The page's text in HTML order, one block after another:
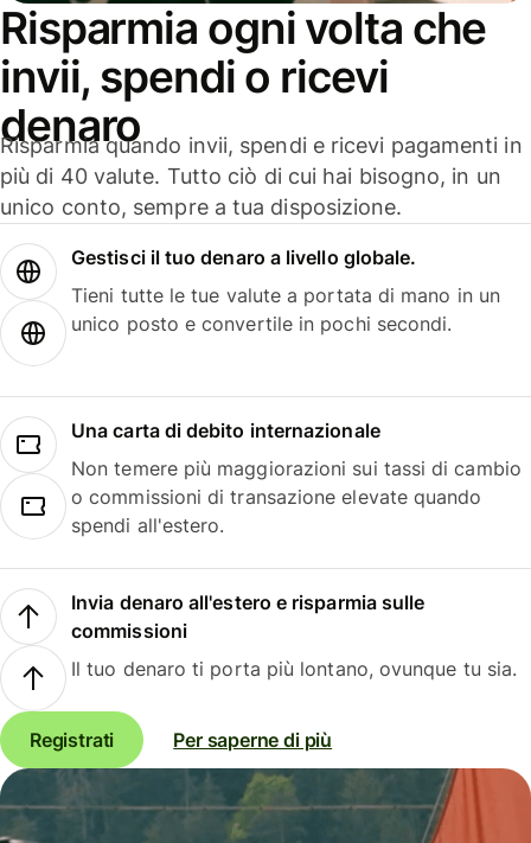
Risparmia ogni volta che
invii, spendi o ricevi
denaro
Risparmia quando invii, spendi e ricevi pagamenti in
più di 40 valute. Tutto ciò di cui hai bisogno, in un
unico conto, sempre a tua disposizione.
Gestisci il tuo denaro a livello globale.
Tieni tutte le tue valute a portata di mano in un
unico posto e convertile in pochi secondi.
Una carta di debito internazionale
Non temere più maggiorazioni sui tassi di cambio
o commissioni di transazione elevate quando
spendi all'estero.
Invia denaro all'estero e risparmia sulle
commissioni
Il tuo denaro ti porta più lontano, ovunque tu sia.
Registrati Per saperne di più